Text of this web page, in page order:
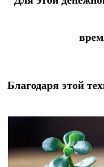
Благодаря этой